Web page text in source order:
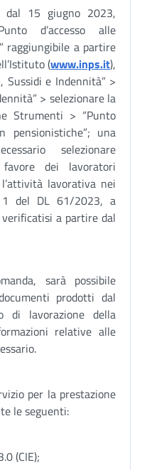
dal 15 giugno 2023,
d’accesso alle
raggiungibile a partire
(www.inps.it),
Sussidi e Indennità” >
> selezionare la
Strumenti > “Punto
pensionistiche”; una
selezionare
dei lavoratori
lavorativa nei
1 del DL 61/2023, a
a partire dal
sarà possibile
prodotti dal
di lavorazione della
relative alle
per la prestazione
le seguenti:
(CIE);